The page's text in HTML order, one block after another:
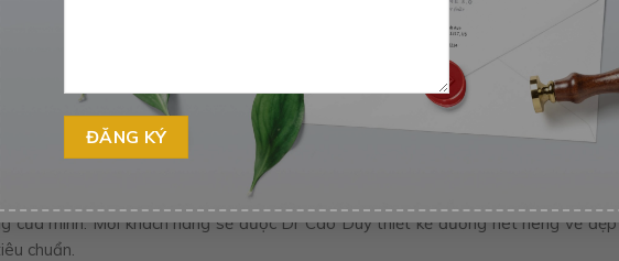
gặp gỡ và nói chuyện cũng như tư vấn cho rất nhiều khách hàng cũng như
các bệnh nhân tìm đến Dr Cao Duy để làm đẹp thì có rất nhiều khách hàng tìm
thủy số mệnh của bản thân với các nguyện vọng vô vùng phong phú đa
chuyện tình duyên, người muốn tăng tài vận để kinh doanh, người muốn hạn chế
trong một môi trường văn hóa đậm chất Á Đông, việc gắn liền cái đẹp
tất yếu với các quan điểm đã ăn sâu trong tiềm thức như “tâm sinh tướng”,
tâm sự của khách hàng và bệnh nhân, Dr Cao Duy đã nghiêm túc nghiên cứu
Đông và là người đầu tiên ứng dụng khoa học phong thủy – nhân tướng học
của mình. Mỗi khách hàng sẽ được Dr Cao Duy thiết kế đường nét riêng vẻ
chuẩn.